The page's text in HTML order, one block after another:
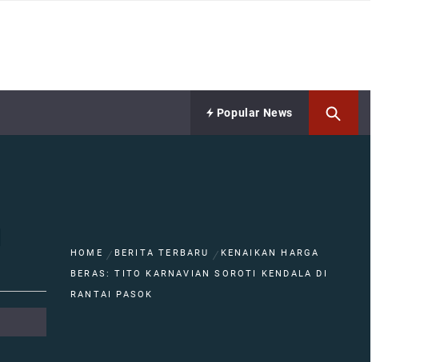
Popular News
HOME BERITA TERBARU
KENAIKAN HARGA
BERAS: TITO KARNAVIAN SOROTI KENDALA DI
RANTAI PASOK